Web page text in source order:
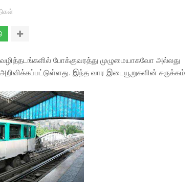
போக்குவரத்து முழுமையாகவோ அல்லது
இந்த வார இடையூறுகளின் சுருக்கம்